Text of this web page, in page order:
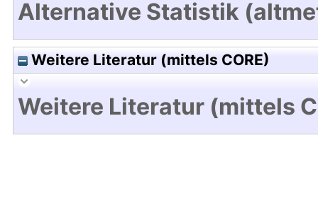
Alternative Statistik
Weitere Literatur (mittels CORE)
Weitere Literatur (mittels